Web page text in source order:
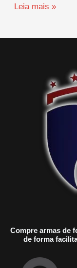
Comprar
Burocracia
Leia mais »
Compre armas de
de forma